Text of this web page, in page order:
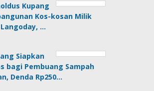
Kupang
Kos-kosan Milik
…
Siapkan
bagi Pembuang Sampah
Denda Rp250…